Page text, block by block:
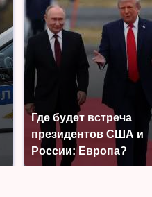
Где будет встреча
президентов США и
России: Европа?